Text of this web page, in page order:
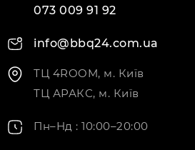
073 009 91 92
info@bbq24.com.ua
ТЦ 4ROOM, м. Київ
ТЦ АРАКС, м. Київ
Пн–Нд : 10:00–20:00